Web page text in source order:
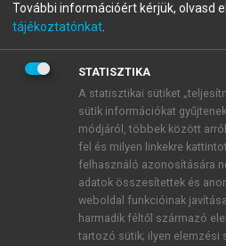
A regisztráció után a
BELÉPÉS SAJÁT
ÚJ FIÓK
1 óra díjmentes hozzáférés
E-MAIL-CÍM
További információért kérjük, olvasd
tájékoztatónkat
STATISZTIKA
A statisztikai sütiket
sütik információkat
módjáról, többek között
fel és milyen linkekre
felhasználó azonosítására
adatok összesítettek és
weboldal funkcióinak
harmadik féltől származó
tartozó sütik; ilyen elemzési